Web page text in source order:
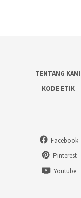
TENTANG KAMI
KODE ETIK
Facebook
Pinterest
Youtube